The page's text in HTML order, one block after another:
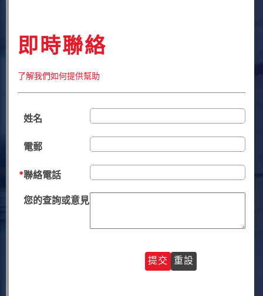
即時聯絡
了解我們如何提供幫助
姓名
電郵
聯絡電話
您的查詢或意見